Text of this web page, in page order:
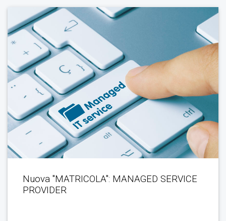
Nuova "MATRICOLA": MANAGED SERVICE
PROVIDER